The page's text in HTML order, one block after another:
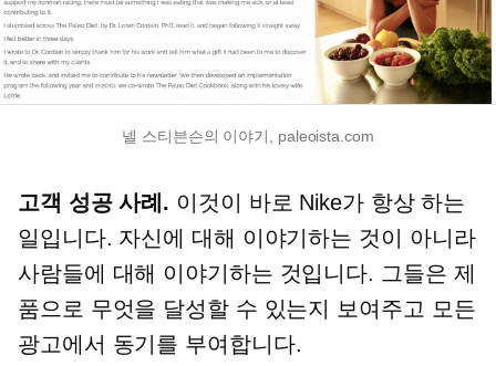
넬 스티븐슨의 이야기, paleoista.com
고객 성공 사례. 이것이 바로 Nike가 항상 하는
일입니다. 자신에 대해 이야기하는 것이 아니라
사람들에 대해 이야기하는 것입니다. 그들은 제
품으로 무엇을 달성할 수 있는지 보여주고 모든
광고에서 동기를 부여합니다.